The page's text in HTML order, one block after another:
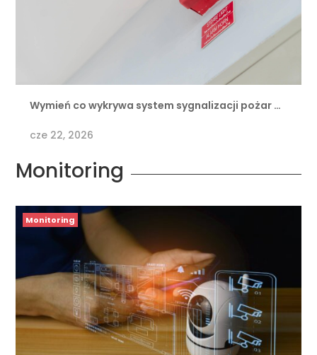
Wymień co wykrywa system sygnalizacji pożar …
cze 22, 2026
Monitoring
Monitoring